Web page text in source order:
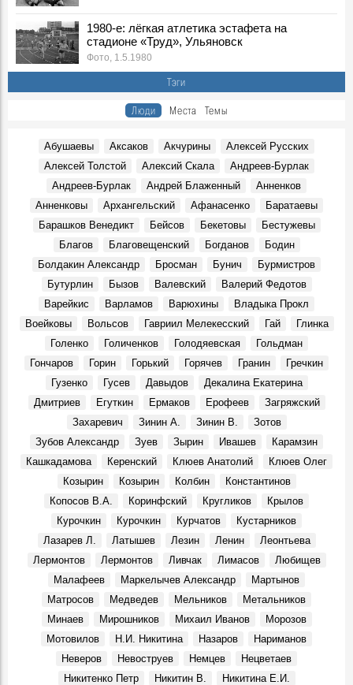
Херувимы - крылатые небесные существа: история от
музейных хранителей
Места, 8 Августа 1980
В помиловании отказано. "Бандитское дело" 1930 года
События, 8 Августа 1930
на филармонию и «Художественный» будут искать
Ульяновцам представили коллекцию казачьего оружия
Новый Новоульяновск
Места, 3 Августа 1969
7 августа 1969 года. ЦК КПСС.
Василий Андреевич Андреев, в 1969 – 1980 гг. ректор
Ульяновского политехнического института:
Воспоминания, 7 Августа 1969
Вниманию ульяновцев!
События, 7 Августа 1969
Праздник в Шаховском
События, 10 Августа 1969
Геннадий Александрович Демочкин, литератор, краевед:
Воспоминания, 11 Августа 1969
Галина Николаевна Афанасьева, в 1964 - 1971 гг. зав.
отделом школ ОК КПСС:
Воспоминания, 12 Августа 1969
13 августа 1969 года. Министру электронной
промышленности СССР товарищу Шокину А.И. Министру
здравоохранения СССР товарищу Петровскому Б.В.
События, 13 Августа 1969
3 августа 1970 г. Совет Министров РСФСР.
События, 3 Августа 1970
На земле, где родился Ленин
Александр Сергеевич Сергеев, в 1970 году конструктор
механического завода:
Воспоминания, 10 Августа 1970
1980-е: лёгкая атлетика эстафета на
стадионе «Труд», Ульяновск
Фото, 1.5.1980
Тэги
Люди Места Темы
Абушаевы Аксаков Акчурины
Алексей Русских
Алексей Толстой
Алексий Скала
Андреев-Бурлак
Андреев-Бурлак
Андрей Блаженный
Анненков
Анненковы
Архангельский Афанасенко
Баратаевы
Барашков Венедикт
Бейсов Бекетовы
Бестужевы
Благов
Благовещенский Богданов
Бодин
Болдакин Александр
Бросман Бунич
Бурмистров
Бутурлин
Бызов Валевский
Валерий Федотов
Варейкис
Варламов Варюхины
Владыка Прокл
Воейковы
Вольсов Гавриил Мелекесский Гай
Глинка
Голенко
Голиченков Голодяевская
Гольдман
Гончаров
Горин Горький Горячев Гранин
Гречкин
Гузенко
Гусев Давыдов
Декалина Екатерина
Дмитриев
Егуткин Ермаков Ерофеев
Загряжский
Захаревич
Зинин А. Зинин В.
Зотов
Зубов Александр
Зуев Зырин Ивашев
Карамзин
Кашкадамова
Керенский Клюев Анатолий
Клюев Олег
Козырин
Козырин Колбин
Константинов
Копосов В.А.
Коринфский Кругликов
Крылов
Курочкин
Курочкин Курчатов
Кустарников
Лазарев Л.
Латышев Лезин Ленин
Леонтьева
Лермонтов
Лермонтов Ливчак Лимасов
Любищев
Малафеев
Маркелычев Александр
Мартынов
Матросов
Медведев Мельников
Метальников
Минаев
Мирошников Михаил Иванов
Морозов
Мотовилов
Н.И. Никитина Назаров
Нариманов
Неверов
Невоструев Немцев
Нецветаев
Никитенко Петр
Никитин В.
Никитина Е.И.